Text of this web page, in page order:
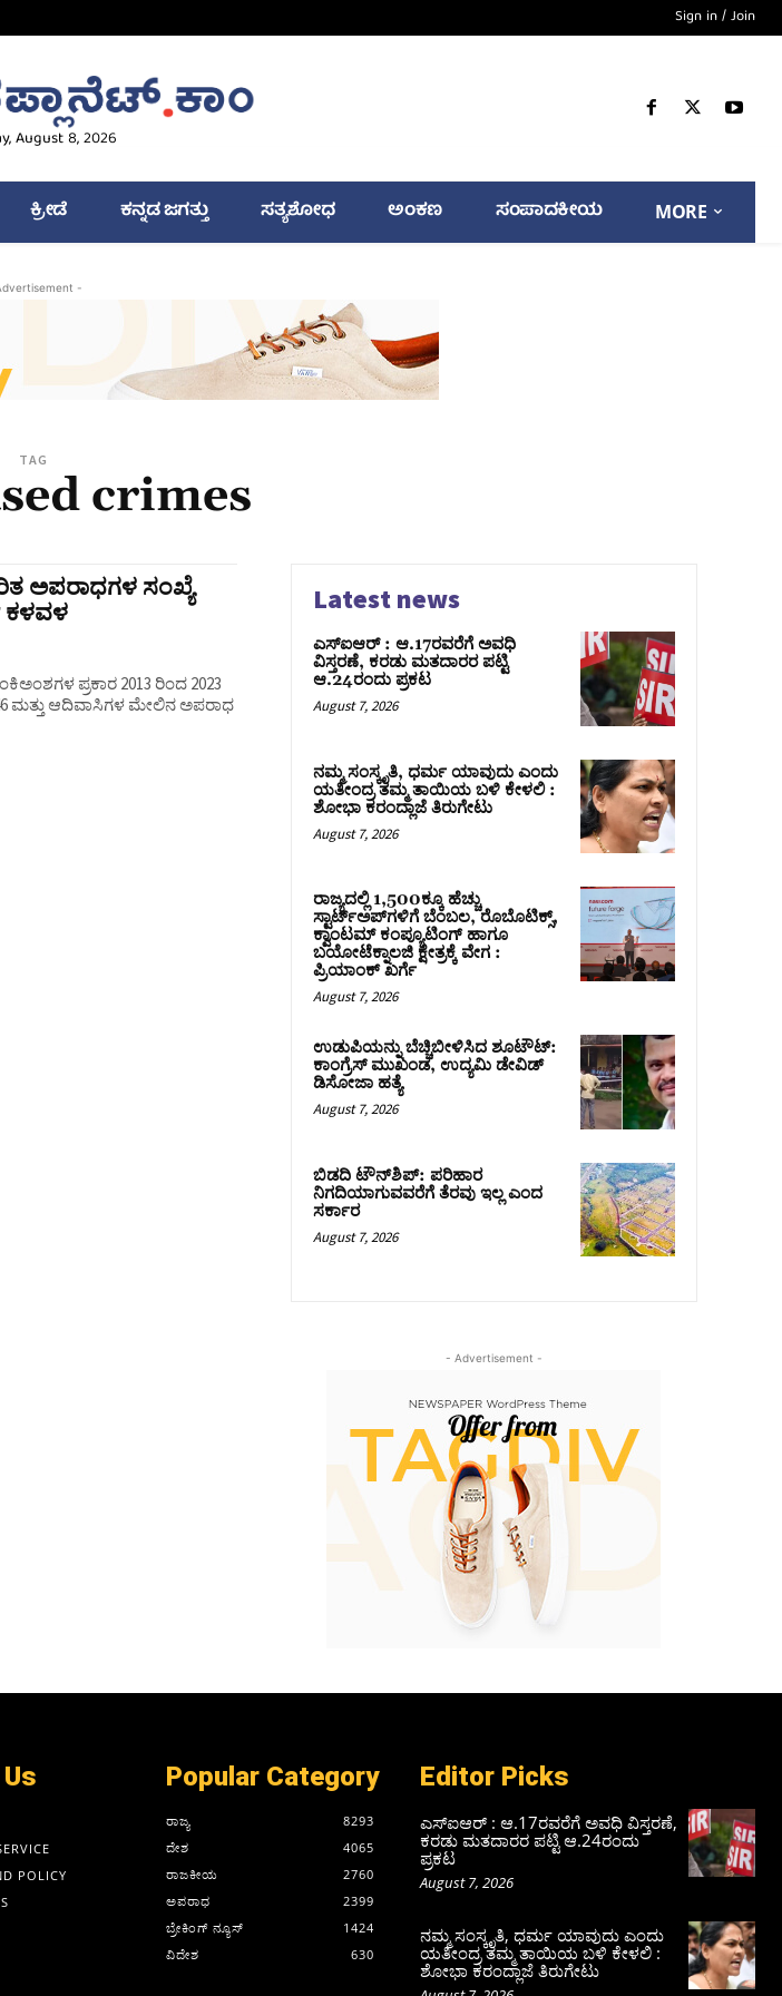
Sign in / Join
August 8, 2026
ಕ್ರೀಡೆ ಕನ್ನಡ ಜಗತ್ತು ಸತ್ಯಶೋಧ ಅಂಕಣ ಸಂಪಾದಕೀಯ MORE
-
TAG
crimes
ಅಪರಾಧಗಳ ಸಂಖ್ಯೆ
ಕಳವಳ
ಪ್ರಕಾರ 2013 ರಿಂದ 2023
ಮತ್ತು ಆದಿವಾಸಿಗಳ ಮೇಲಿನ ಅಪರಾಧ
Latest news
ಎಸ್‌ಐಆರ್‌ : ಆ.17ರವರೆಗೆ ಅವಧಿ
ವಿಸ್ತರಣೆ, ಕರಡು ಮತದಾರರ ಪಟ್ಟಿ
ಆ.24ರಂದು ಪ್ರಕಟ
August 7, 2026
ನಮ್ಮ ಸಂಸ್ಕೃತಿ, ಧರ್ಮ ಯಾವುದು ಎಂದು
ಯತೀಂದ್ರ ತಮ್ಮ ತಾಯಿಯ ಬಳಿ ಕೇಳಲಿ :
ಶೋಭಾ ಕರಂದ್ಲಾಜೆ ತಿರುಗೇಟು
August 7, 2026
ರಾಜ್ಯದಲ್ಲಿ 1,500ಕ್ಕೂ ಹೆಚ್ಚು
ಸ್ಟಾರ್ಟ್‌ಅಪ್‌ಗಳಿಗೆ ಬೆಂಬಲ, ರೊಬೊಟಿಕ್ಸ್,
ಕ್ವಾಂಟಮ್ ಕಂಪ್ಯೂಟಿಂಗ್ ಹಾಗೂ
ಬಯೋಟೆಕ್ನಾಲಜಿ ಕ್ಷೇತ್ರಕ್ಕೆ ವೇಗ :
ಪ್ರಿಯಾಂಕ್‌ ಖರ್ಗೆ
August 7, 2026
ಉಡುಪಿಯನ್ನು ಬೆಚ್ಚಿಬೀಳಿಸಿದ ಶೂಟೌಟ್‌:
ಕಾಂಗ್ರೆಸ್‌ ಮುಖಂಡ, ಉದ್ಯಮಿ ಡೇವಿಡ್
ಡಿಸೋಜಾ ಹತ್ಯೆ
August 7, 2026
ಬಿಡದಿ ಟೌನ್‌ಶಿಪ್‌: ಪರಿಹಾರ
ನಿಗದಿಯಾಗುವವರೆಗೆ ತೆರವು ಇಲ್ಲ ಎಂದ
ಸರ್ಕಾರ
August 7, 2026
- Advertisement -
POLICY
Popular Category
ರಾಜ್ಯ
8293
ದೇಶ
4065
ರಾಜಕೀಯ
2760
ಅಪರಾಧ
2399
ಬ್ರೇಕಿಂಗ್ ನ್ಯೂಸ್
1424
ವಿದೇಶ
630
Editor Picks
ಎಸ್‌ಐಆರ್‌ : ಆ.17ರವರೆಗೆ ಅವಧಿ ವಿಸ್ತರಣೆ,
ಕರಡು ಮತದಾರರ ಪಟ್ಟಿ ಆ.24ರಂದು
ಪ್ರಕಟ
August 7, 2026
ನಮ್ಮ ಸಂಸ್ಕೃತಿ, ಧರ್ಮ ಯಾವುದು ಎಂದು
ಯತೀಂದ್ರ ತಮ್ಮ ತಾಯಿಯ ಬಳಿ ಕೇಳಲಿ :
ಶೋಭಾ ಕರಂದ್ಲಾಜೆ ತಿರುಗೇಟು